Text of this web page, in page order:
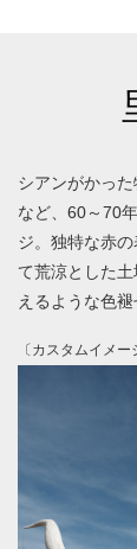
シアンがかっ
など、60～70
ジ。独特な赤
て荒涼とした
えるような色褪
〔カスタムイメー